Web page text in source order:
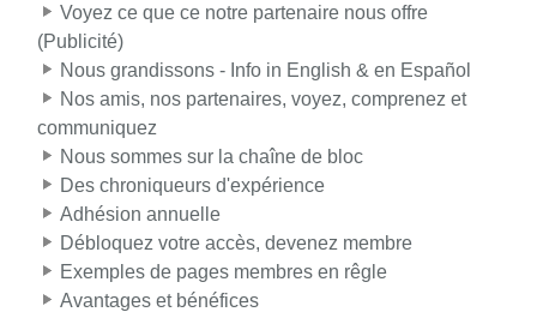
Voyez ce que ce notre partenaire nous offre
(Publicité)
Nous grandissons - Info in English & en Español
Nos amis, nos partenaires, voyez, comprenez et
communiquez
Nous sommes sur la chaîne de bloc
Des chroniqueurs d'expérience
Adhésion annuelle
Débloquez votre accès, devenez membre
Exemples de pages membres en rêgle
Avantages et bénéfices